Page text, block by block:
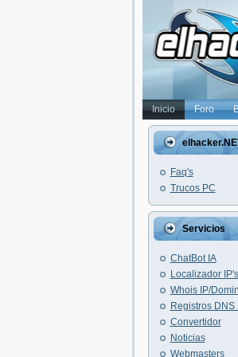
Inicio Foro
Faq's
Trucos PC
Servicios
ChatBot IA
Localizador IP's
Whois IP/
Registros DNS
Convertidor
Noticias
Webmasters